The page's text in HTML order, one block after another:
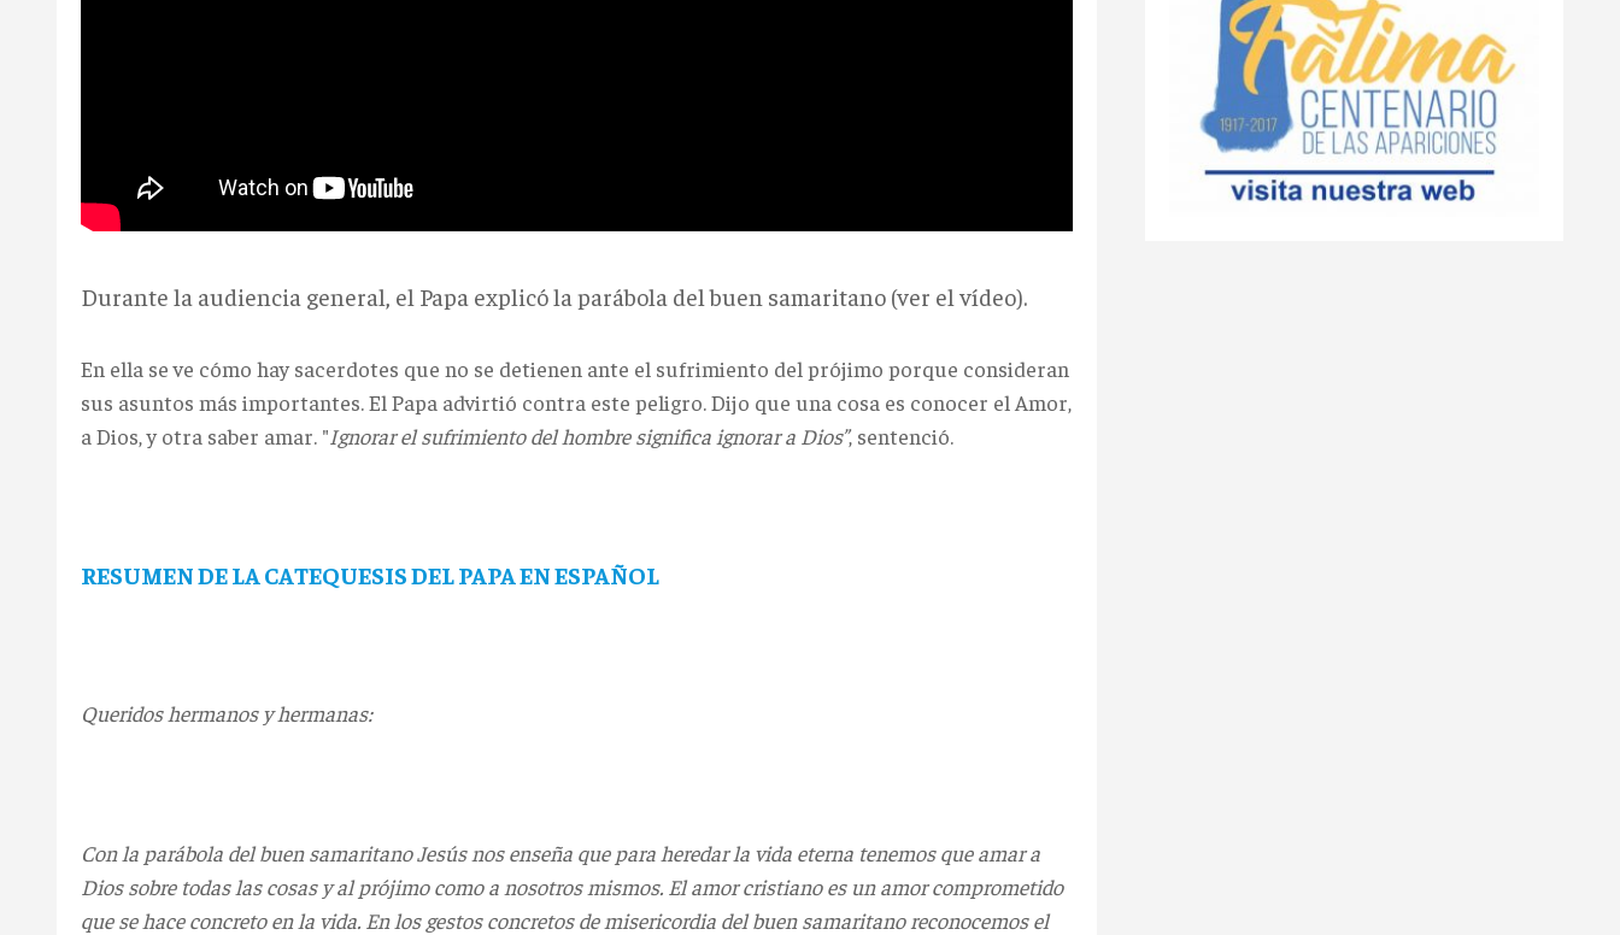
Durante la audiencia general, el Papa explicó la parábola del buen samaritano (ver el vídeo).
En ella se ve cómo hay sacerdotes que no se detienen ante el sufrimiento del prójimo porque consideran
sus asuntos más importantes. El Papa advirtió contra este peligro. Dijo que una cosa es conocer el Amor,
a Dios, y otra saber amar. "Ignorar el sufrimiento del hombre significa ignorar a Dios”, sentenció.
RESUMEN DE LA CATEQUESIS DEL PAPA EN ESPAÑOL
Queridos hermanos y hermanas:
Con la parábola del buen samaritano Jesús nos enseña que para heredar la vida eterna tenemos que amar a
Dios sobre todas las cosas y al prójimo como a nosotros mismos. El amor cristiano es un amor comprometido
que se hace concreto en la vida. En los gestos concretos de misericordia del buen samaritano reconocemos el